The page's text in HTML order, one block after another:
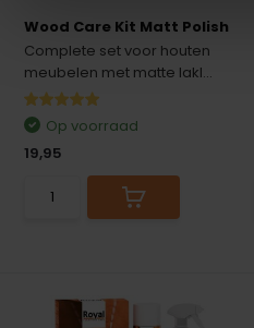
Wood Care Kit Matt Polish
Complete set voor houten
meubelen met matte lakl...
Op voorraad
19,95